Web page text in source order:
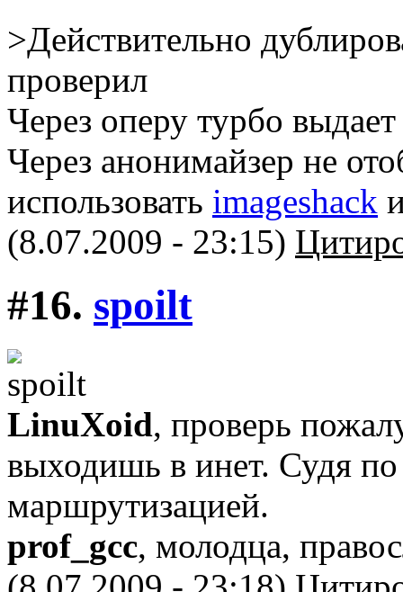
>Действительно
проверил
Через оперу турбо
Через анонимайзер не
использовать imageshack
(8.07.2009 - 23:15)
#16. spoilt
LinuXоid, проверь
выходишь в инет. Судя
маршрутизацией.
prof_gcc, молодца,